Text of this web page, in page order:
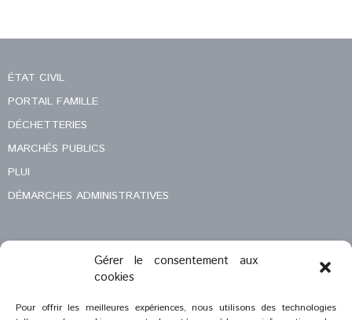
Gérer le consentement aux
cookies
Pour offrir les meilleures expériences, nous utilisons des technologies
ÉTAT CIVIL
PORTAIL FAMILLE
DÉCHETTERIES
MARCHÉS PUBLICS
PLUI
DÉMARCHES ADMINISTRATIVES
MENTIONS LÉGALES